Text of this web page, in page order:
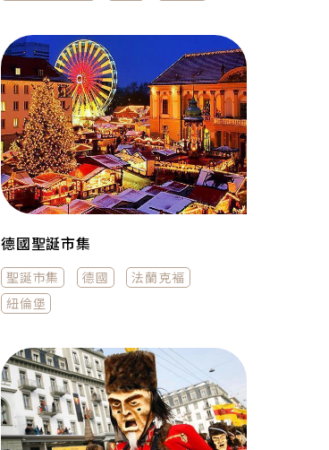
德國聖誕市集
聖誕市集 德國
法蘭克褔
紐倫堡